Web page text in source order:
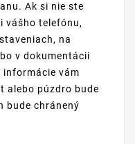
Ak si nie ste
vášho telefónu,
na
v dokumentácii
informácie vám
alebo púzdro bude
bude chránený